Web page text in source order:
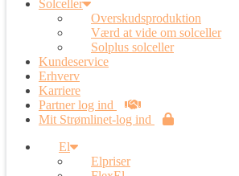
Solceller
Overskudsproduktion
Værd at vide om solceller
Solplus solceller
Kundeservice
Erhverv
Karriere
Partner log ind
Mit Strømlinet-log ind
El
Elpriser